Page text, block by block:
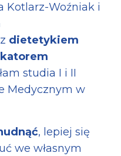
Kotlarz-Woźniak i
dietetykiem
studia I i II
Medycznym w
, lepiej się
we własnym